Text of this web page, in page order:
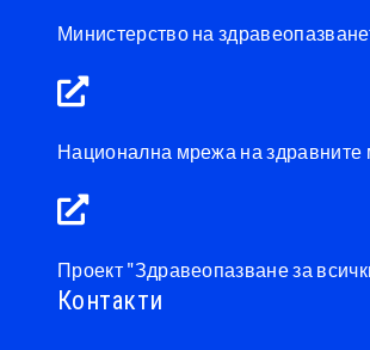
Министерство на
Национална мрежа на здравните
Проект "Здравеопазване за
Контакти